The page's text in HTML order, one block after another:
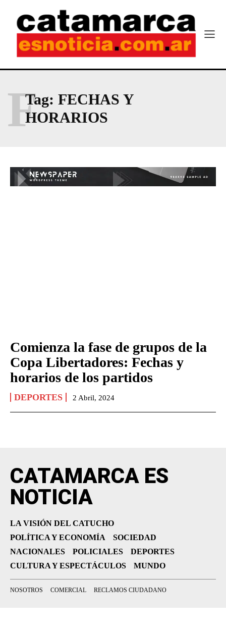
Tag: FECHAS Y
HORARIOS
F
Comienza la fase de grupos de la
Copa Libertadores: Fechas y
horarios de los partidos
DEPORTES 2 Abril, 2024
CATAMARCA ES
NOTICIA
LA VISIÓN DEL CATUCHO
POLÍTICA Y ECONOMÍA
SOCIEDAD
NACIONALES
POLICIALES
DEPORTES
CULTURA Y ESPECTÁCULOS
MUNDO
NOSOTROS COMERCIAL RECLAMOS CIUDADANO